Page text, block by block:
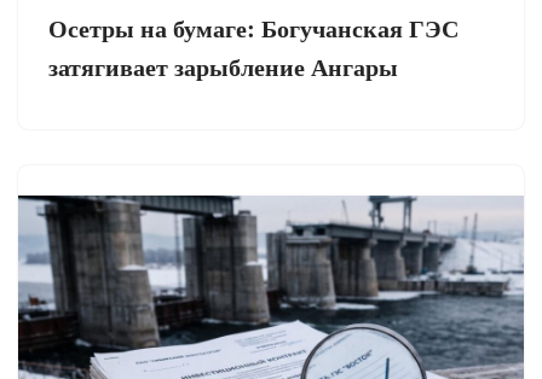
Осетры на бумаге: Богучанская ГЭС
затягивает зарыбление Ангары